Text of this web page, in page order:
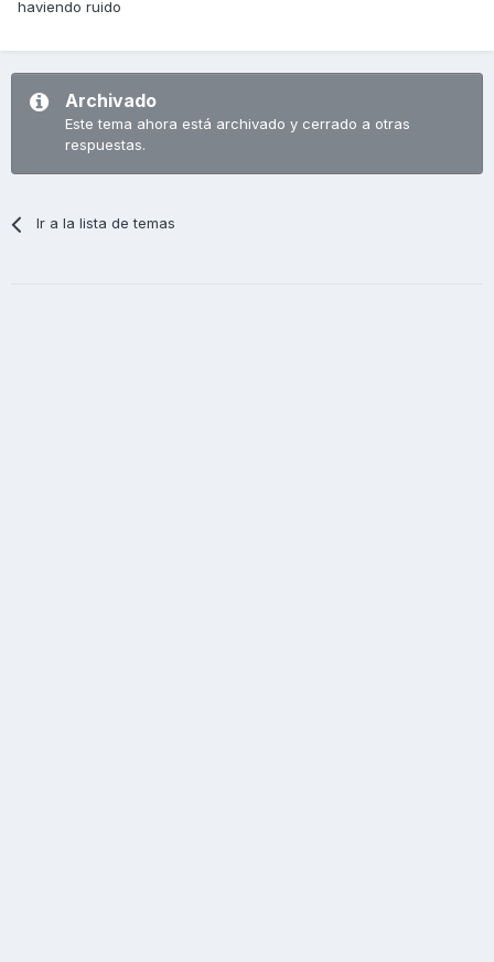
haviendo ruido
Archivado
Este tema ahora está archivado y cerrado a otras
respuestas.
Ir a la lista de temas